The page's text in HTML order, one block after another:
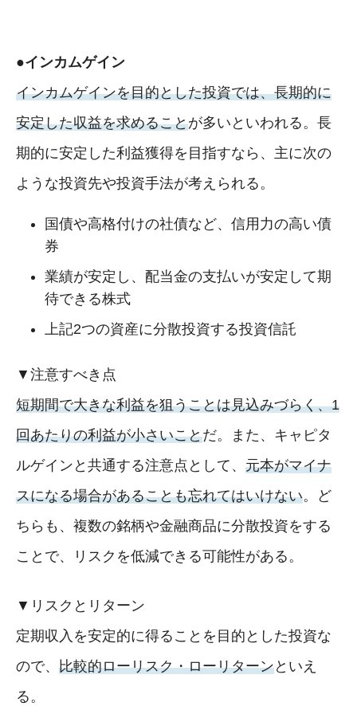
●インカムゲイン
インカムゲインを目的とした投資では、長期的に
安定した収益を求めることが多いといわれる。長
期的に安定した利益獲得を目指すなら、主に次の
ような投資先や投資手法が考えられる。
国債や高格付けの社債など、信用力の高い債
券
業績が安定し、配当金の支払いが安定して期
待できる株式
上記2つの資産に分散投資する投資信託
▼注意すべき点
短期間で大きな利益を狙うことは見込みづらく、1
回あたりの利益が小さいことだ。また、キャピタ
ルゲインと共通する注意点として、 元本がマイナ
スになる場合があることも忘れてはいけない。ど
ちらも、複数の銘柄や金融商品に分散投資をする
ことで、リスクを低減できる可能性がある。
▼リスクとリターン
定期収入を安定的に得ることを目的とした投資な
ので、 比較的ローリスク・ローリターンといえ
る。